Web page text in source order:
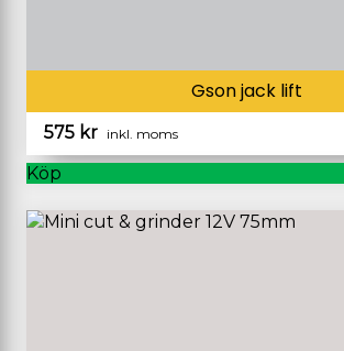
Gson jack lift
575 kr inkl. moms
Köp